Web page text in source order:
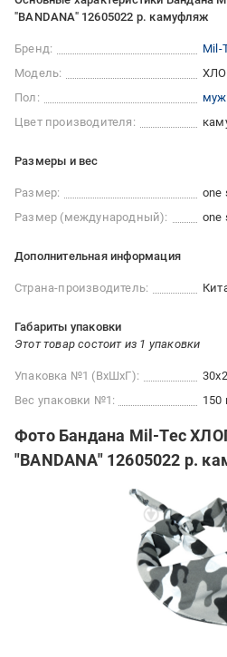
"BANDANA" 12605022 р. камуфляж
Бренд:
Mil-
Модель:
Пол:
Цвет производителя:
Размеры и вес
Размер:
one
Размер (международный):
one
Дополнительная информация
Страна-производитель:
Габариты упаковки
Этот товар состоит из 1 упаковки
Упаковка №1 (ВхШхГ):
Вес упаковки №1:
150
Фото Бандана Mil-Tec
"BANDANA" 12605022 р.